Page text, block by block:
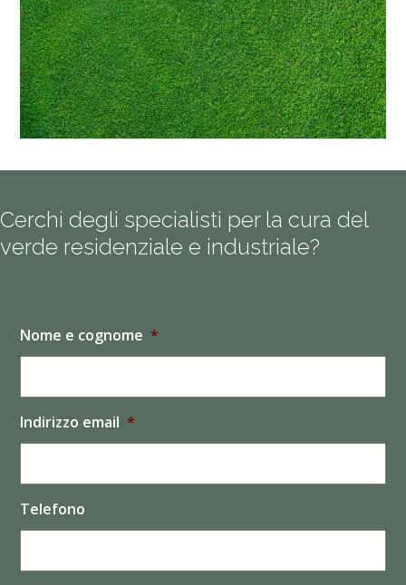
Cerchi degli specialisti per la cura del
verde residenziale e industriale?
Nome e cognome *
Indirizzo email *
Telefono